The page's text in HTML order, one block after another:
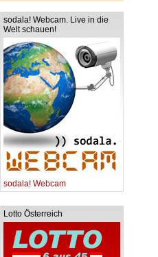
sodala! Webcam. Live in die
Welt schauen!
sodala! Webcam
Lotto Österreich